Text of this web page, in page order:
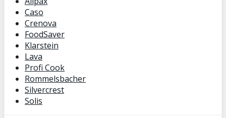
Caso
Crenova
FoodSaver
Klarstein
Lava
Profi Cook
Rommelsbacher
Silvercrest
Solis